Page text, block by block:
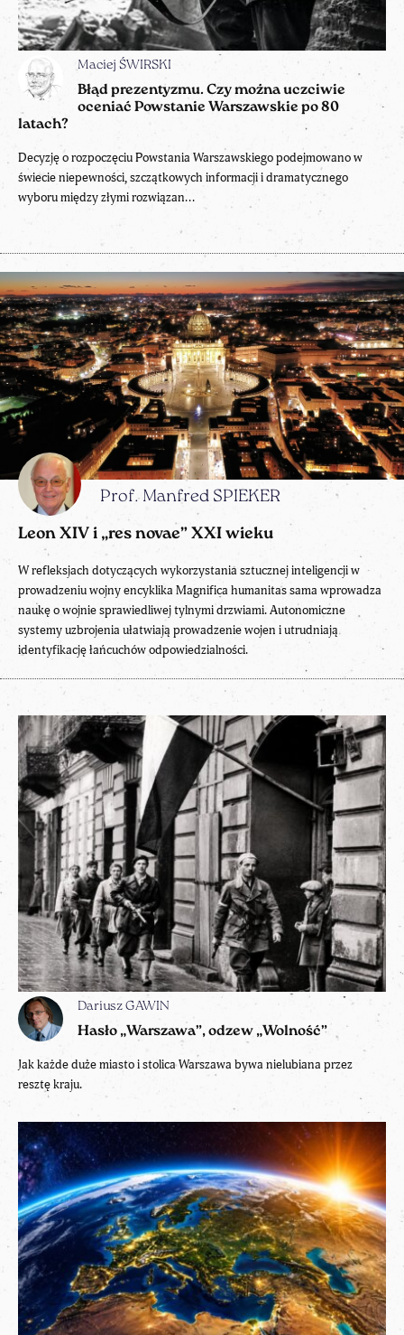
Maciej ŚWIRSKI
Błąd prezentyzmu. Czy można uczciwie
oceniać Powstanie Warszawskie po 80
latach?
Decyzję o rozpoczęciu Powstania Warszawskiego podejmowano w
świecie niepewności, szczątkowych informacji i dramatycznego
wyboru między złymi rozwiązan...
Dariusz GAWIN
Hasło „Warszawa”, odzew „Wolność”
Jak każde duże miasto i stolica Warszawa bywa nielubiana przez
resztę kraju.
Prof. Manfred SPIEKER
Leon XIV i „res novae” XXI wieku
W refleksjach dotyczących wykorzystania sztucznej inteligencji w
prowadzeniu wojny encyklika Magnifica humanitas sama wprowadza
naukę o wojnie sprawiedliwej tylnymi drzwiami. Autonomiczne
systemy uzbrojenia ułatwiają prowadzenie wojen i utrudniają
identyfikację łańcuchów odpowiedzialności.